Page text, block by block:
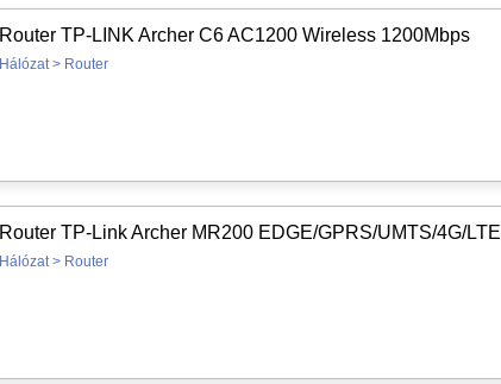
Router TP-LINK Archer C6 AC1200 Wireless 1200Mbps
Hálózat > Router
Router TP-Link Archer MR200 EDGE/GPRS/UMTS/4G/LTE
Hálózat > Router